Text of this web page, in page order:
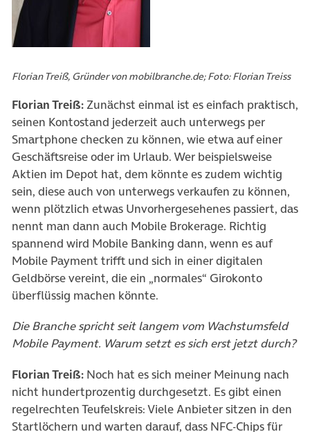
Florian Treiß, Gründer von mobilbranche.de; Foto: Florian Treiss
Florian Treiß: Zunächst einmal ist es einfach praktisch,
seinen Kontostand jederzeit auch unterwegs per
Smartphone checken zu können, wie etwa auf einer
Geschäftsreise oder im Urlaub. Wer beispielsweise
Aktien im Depot hat, dem könnte es zudem wichtig
sein, diese auch von unterwegs verkaufen zu können,
wenn plötzlich etwas Unvorhergesehenes passiert, das
nennt man dann auch Mobile Brokerage. Richtig
spannend wird Mobile Banking dann, wenn es auf
Mobile Payment trifft und sich in einer digitalen
Geldbörse vereint, die ein „normales“ Girokonto
überflüssig machen könnte.
Die Branche spricht seit langem vom Wachstumsfeld
Mobile Payment. Warum setzt es sich erst jetzt durch?
Florian Treiß: Noch hat es sich meiner Meinung nach
nicht hundertprozentig durchgesetzt. Es gibt einen
regelrechten Teufelskreis: Viele Anbieter sitzen in den
Startlöchern und warten darauf, dass NFC-Chips für